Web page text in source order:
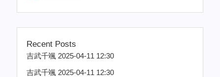
Recent Posts
吉武千颯 2025-04-11 12:30
吉武千颯 2025-04-11 12:30